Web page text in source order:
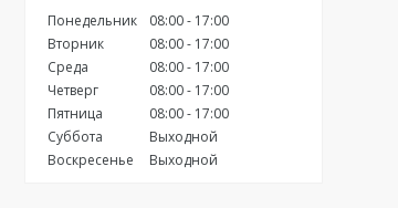
Понедельник 08:00
17:00
Вторник
08:00
17:00
Среда
08:00
17:00
Четверг
08:00
17:00
Пятница
08:00
17:00
Суббота
Выходной
Воскресенье
Выходной